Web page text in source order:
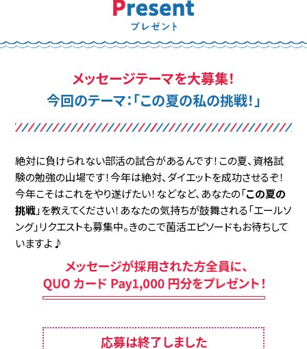
メッセージテーマを大募集！
今回のテーマ：「この夏の私の挑戦！」
絶対に負けられない部活の試合があるんです！この夏、資格試
験の勉強の山場です！今年は絶対、ダイエットを成功させるぞ！
今年こそはこれをやり遂げたい！ などなど、あなたの「この夏の
挑戦」を教えてください！ あなたの気持ちが鼓舞される「エールソ
ング」リクエストも募集中。きのこで菌活エピソードもお待ちして
いますよ♪
応募は終了しました